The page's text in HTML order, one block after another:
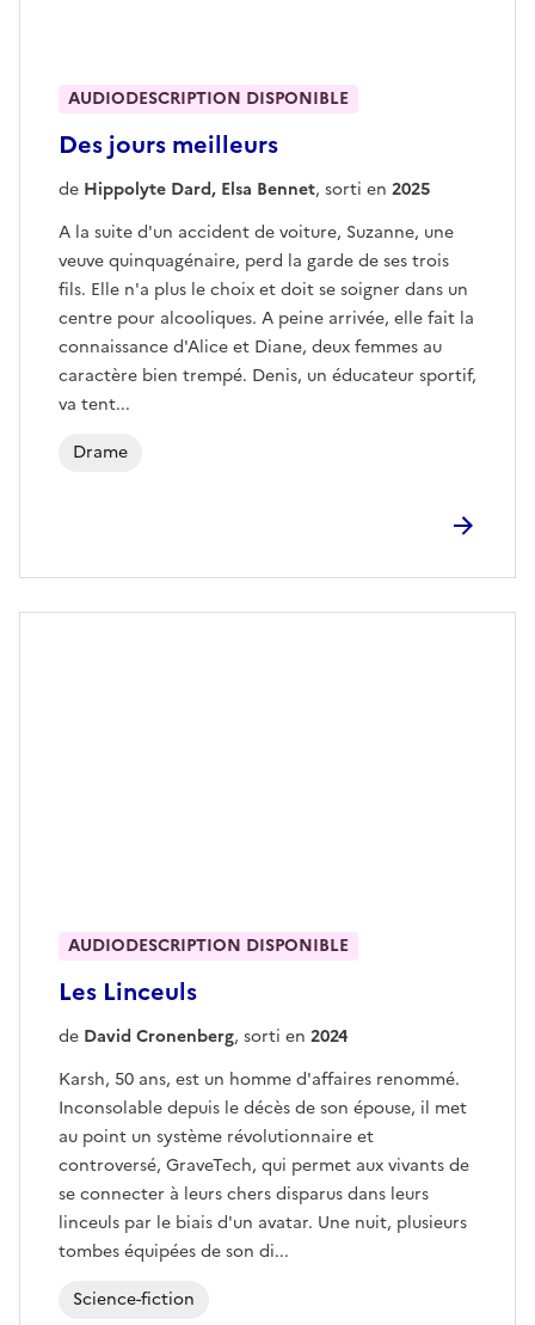
Des jours meilleurs
AUDIODESCRIPTION DISPONIBLE
de Hippolyte Dard, Elsa Bennet, sorti en 2025
A la suite d'un accident de voiture, Suzanne, une
veuve quinquagénaire, perd la garde de ses trois
fils. Elle n'a plus le choix et doit se soigner dans un
centre pour alcooliques. A peine arrivée, elle fait la
connaissance d'Alice et Diane, deux femmes au
caractère bien trempé. Denis, un éducateur sportif,
va tent...
Drame
Les Linceuls
AUDIODESCRIPTION DISPONIBLE
de David Cronenberg, sorti en 2024
Karsh, 50 ans, est un homme d'affaires renommé.
Inconsolable depuis le décès de son épouse, il met
au point un système révolutionnaire et
controversé, GraveTech, qui permet aux vivants de
se connecter à leurs chers disparus dans leurs
linceuls par le biais d'un avatar. Une nuit, plusieurs
tombes équipées de son di...
Science-fiction